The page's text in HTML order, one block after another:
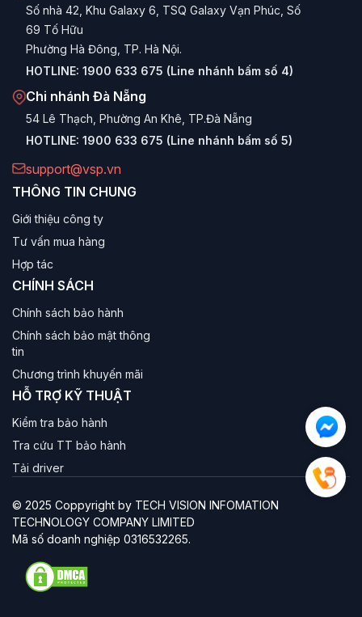
Số nhà 42, Khu Galaxy 6, TSQ Galaxy Vạn Phúc, Số
69 Tố Hữu
Phường Hà Đông, TP. Hà Nội.
HOTLINE: 1900 633 675 (Line nhánh bấm số 4)
Chi nhánh Đà Nẵng
54 Lê Thạch, Phường An Khê, TP.Đà Nẵng
HOTLINE: 1900 633 675 (Line nhánh bấm số 5)
support@vsp.vn
THÔNG TIN CHUNG
Giới thiệu công ty
Tư vấn mua hàng
Hợp tác
CHÍNH SÁCH
Chính sách bảo hành
Chính sách bảo mật thông
tin
Chương trình khuyến mãi
HỖ TRỢ KỸ THUẬT
Kiểm tra bảo hành
Tra cứu TT bảo hành
Tải driver
© 2025 Coppyright by TECH VISION INFOMATION
TECHNOLOGY COMPANY LIMITED
Mã số doanh nghiệp 0316532265.